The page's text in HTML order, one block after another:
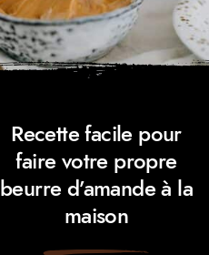
Recette facile pour
faire votre propre
beurre d’amande à la
maison